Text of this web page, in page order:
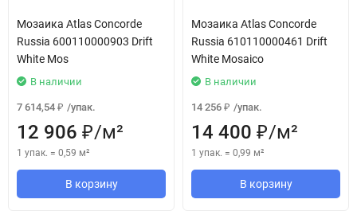
Мозаика Atlas Concorde
Russia 600110000903 Drift
White Mos
В наличии
7 614,54 ₽ /упак.
12 906 ₽/м²
1 упак. = 0,59 м²
В корзину
Мозаика Atlas Concorde
Russia 610110000461 Drift
White Mosaico
В наличии
14 256 ₽ /упак.
14 400 ₽/м²
1 упак. = 0,99 м²
В корзину